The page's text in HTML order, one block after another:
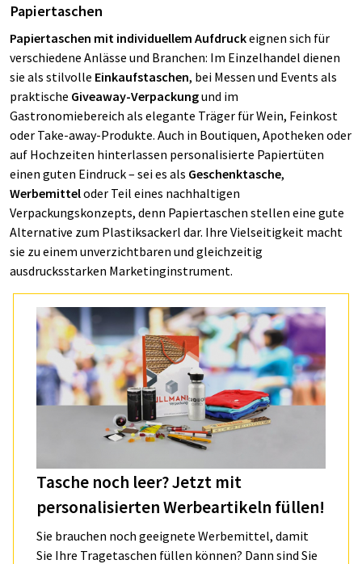
Papiertaschen
Papiertaschen mit individuellem Aufdruckeignen sich für
verschiedene Anlässe und Branchen: Im Einzelhandel dienen
sie als stilvolle Einkaufstaschen, bei Messen und Events als
praktische Giveaway-Verpackungund im
Gastronomiebereich als elegante Träger für Wein, Feinkost
oder Take-away-Produkte. Auch in Boutiquen, Apotheken oder
auf Hochzeiten hinterlassen personalisierte Papiertüten
einen guten Eindruck – sei es als Geschenktasche,
Werbemitteloder Teil eines nachhaltigen
Verpackungskonzepts, denn Papiertaschen stellen eine gute
Alternative zum Plastiksackerl dar. Ihre Vielseitigkeit macht
sie zu einem unverzichtbaren und gleichzeitig
ausdrucksstarken Marketinginstrument.
Tasche noch leer? Jetzt mit
personalisierten Werbeartikeln füllen!
Sie brauchen noch geeignete Werbemittel, damit
Sie Ihre Tragetaschen füllen können? Dann sind Sie